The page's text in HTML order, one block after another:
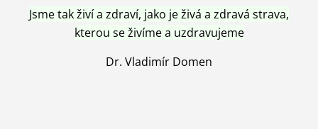
Jsme tak živí a zdraví, jako je živá a zdravá strava,
kterou se živíme a uzdravujeme
Dr. Vladimír Domen